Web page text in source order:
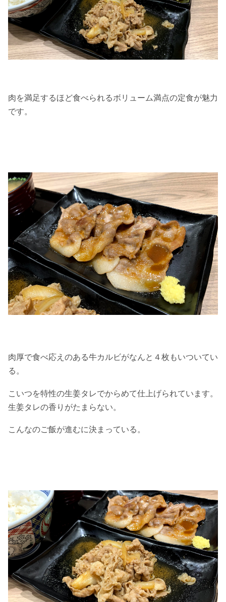
肉を満足するほど食べられるボリューム満点の定食が魅力
です。
肉厚で食べ応えのある牛カルビがなんと４枚もいついてい
る。
こいつを特性の生姜タレでからめて仕上げられています。
生姜タレの香りがたまらない。
こんなのご飯が進むに決まっている。